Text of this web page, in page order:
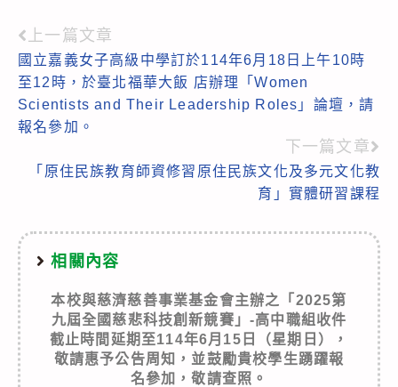
Read
more
articles
上一篇文章
國立嘉義女子高級中學訂於114年6月18日上午10時
至12時，於臺北福華大飯 店辦理「Women
Scientists and Their Leadership Roles」論壇，請
報名參加。
下一篇文章
「原住民族教育師資修習原住民族文化及多元文化教
育」實體研習課程
相關內容
本校與慈濟慈善事業基金會主辦之「2025第
九屆全國慈悲科技創新競賽」-高中職組收件
截止時間延期至114年6月15日（星期日），
敬請惠予公告周知，並鼓勵貴校學生踴躍報
名參加，敬請查照。